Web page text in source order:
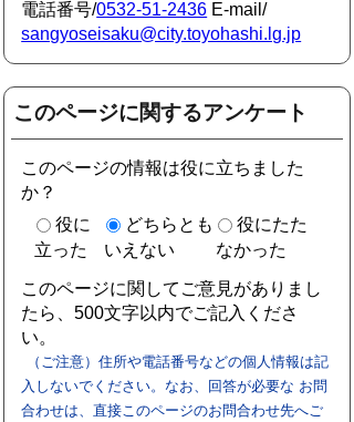
電話番号/0532-51-2436 E-mail/
sangyoseisaku@city.toyohashi.lg.jp
このページに関するアンケート
このページの情報は役に立ちました
か？
役に
立った
どちらとも
いえない
役にたた
なかった
このページに関してご意見がありまし
たら、500文字以内でご記入くださ
い。
（ご注意）住所や電話番号などの個人情報は記
入しないでください。なお、回答が必要な お問
合わせは、直接このページのお問合わせ先へご